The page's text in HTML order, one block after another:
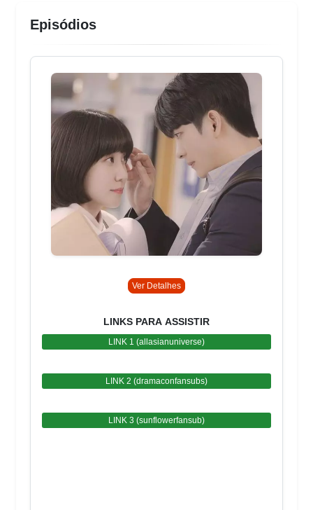
Episódios
Ver Detalhes
LINKS PARA ASSISTIR
LINK 1 (allasianuniverse)
LINK 2 (dramaconfansubs)
LINK 3 (sunflowerfansub)